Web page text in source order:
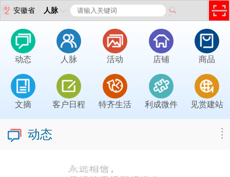
安徽省 人脉
动态 人脉 活动 店铺 商品
文摘 客户日程 特齐生活 利成微件 见赏建站
动态